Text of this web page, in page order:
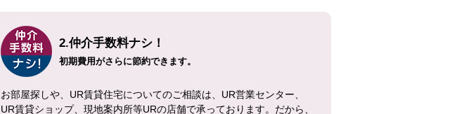
2.仲介手数料ナシ！
初期費用がさらに節約できます。
お部屋探しや、UR賃貸住宅についてのご相談は、UR営業センター、
UR賃貸ショップ、現地案内所等URの店舗で承っております。だから、